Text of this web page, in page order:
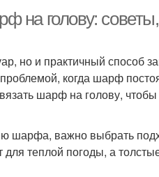
на голову:
но и практичный способ
когда шарф
шарф на голову,
шарфа, важно выбрать
для теплой погоды, а